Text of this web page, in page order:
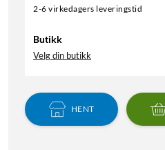
2-6 virkedagers leveringstid
Butikk
Velg din butikk
HENT